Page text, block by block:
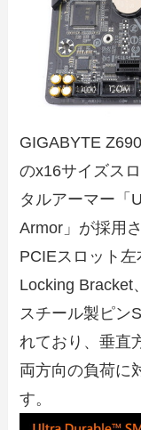
GIGABYTE
のx16サイズス
タルアーマー
Armor」が採用
PCIEスロット
Locking Bracket
スチール製ピン
れており、垂直
両方向の負荷に
す。